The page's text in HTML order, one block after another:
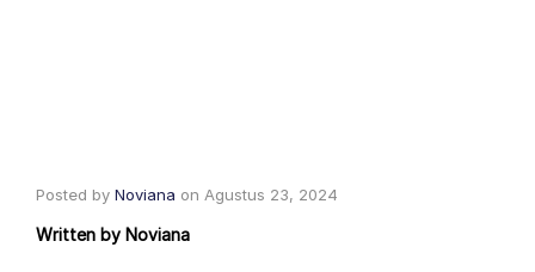
Posted by Noviana on Agustus 23, 2024
Written by Noviana